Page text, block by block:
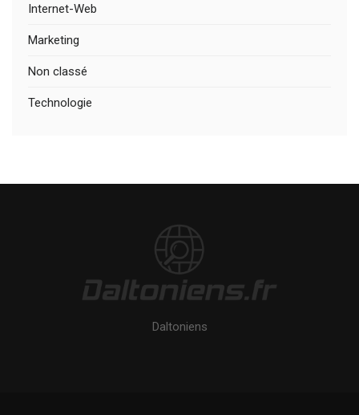
Internet-Web
Marketing
Non classé
Technologie
Daltoniens